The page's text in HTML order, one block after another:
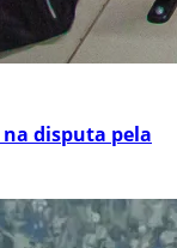
disputa pela